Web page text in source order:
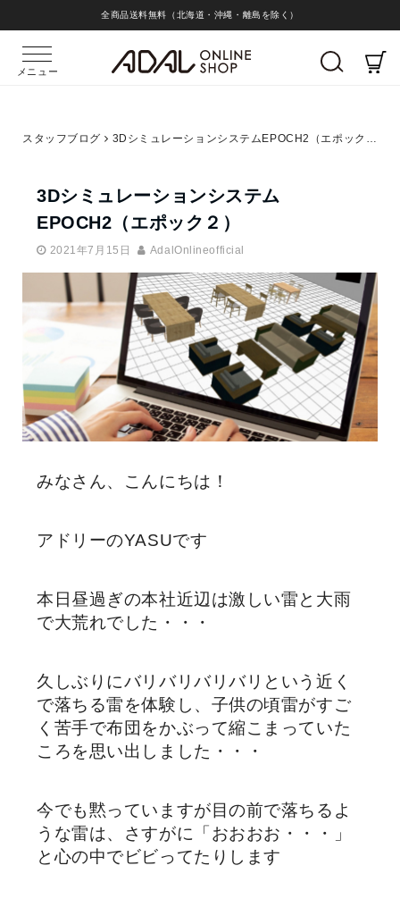
全商品送料無料（北海道・沖縄・離島を除く）
メニュー
スタッフブログ 3DシミュレーションシステムEPOCH2（エポック２）
3Dシミュレーションシステム
EPOCH2（エポック２）
2021年7月15日 AdalOnlineofficial
みなさん、こんにちは！
アドリーのYASUです
本日昼過ぎの本社近辺は激しい雷と大雨
で大荒れでした・・・
久しぶりにバリバリバリバリという近く
で落ちる雷を体験し、子供の頃雷がすご
く苦手で布団をかぶって縮こまっていた
ころを思い出しました・・・
今でも黙っていますが目の前で落ちるよ
うな雷は、さすがに「おおおお・・・」
と心の中でビビってたりします